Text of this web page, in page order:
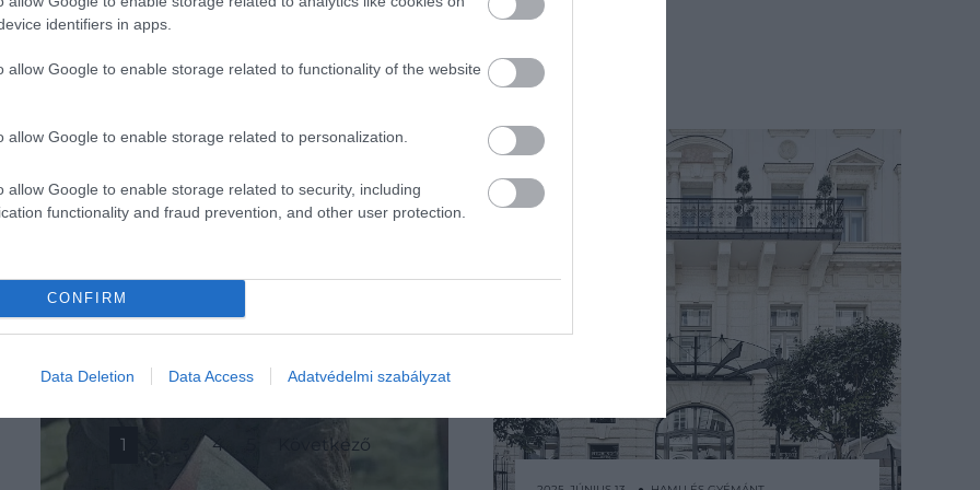
identifiers in apps.
allow Google to enable storage related to functionality of the website
allow Google to enable storage related to personalization.
allow Google to enable storage related to security, including
functionality and fraud prevention, and other user protection.
CONFIRM
Data Deletion Data Access Adatvédelmi szabályzat
1 4 Következő